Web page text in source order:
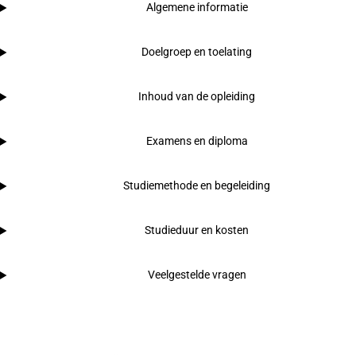
Algemene informatie
Doelgroep en toelating
Inhoud van de opleiding
Examens en diploma
Studiemethode en begeleiding
Studieduur en kosten
Veelgestelde vragen